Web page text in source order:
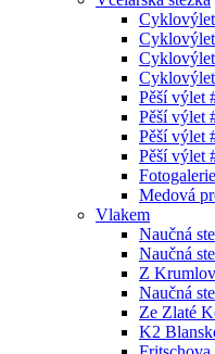
Cyklovýlet
Pěší výlet
Pěší výlet
Pěší výlet
Pěší výlet
Medová
Vlakem
Naučná
Naučná
Z
Naučná
Ze Zlaté
K2